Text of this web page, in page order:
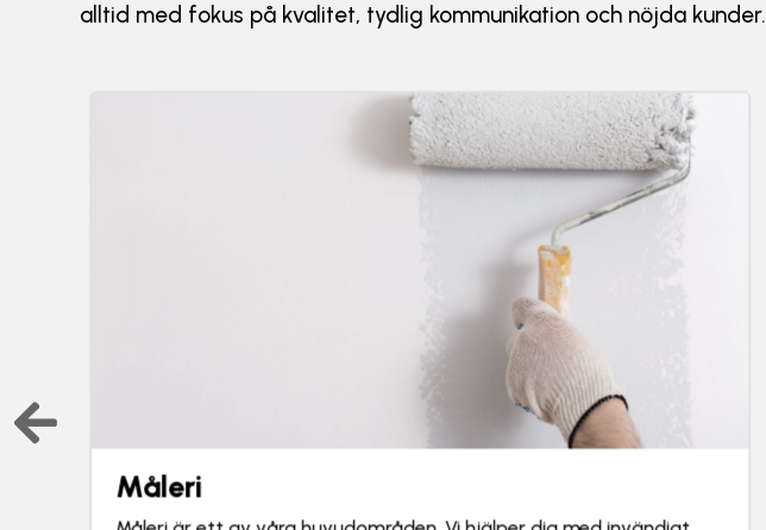
alltid med fokus på kvalitet, tydlig kommunikation och nöjda kunder.
Hushållsnära tjänster